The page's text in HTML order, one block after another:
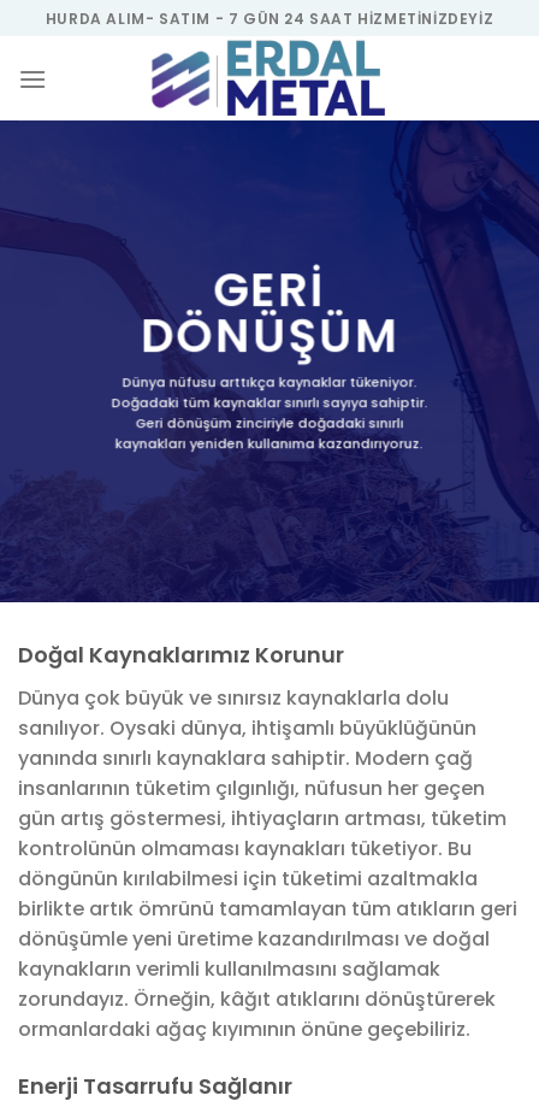
content
HURDA ALIM- SATIM - 7 GÜN 24 SAAT HIZMETINIZDEYIZ
GERİ
DÖNÜŞÜM
Dünya nüfusu arttıkça kaynaklar tükeniyor.
Doğadaki tüm kaynaklar sınırlı sayıya sahiptir.
Geri dönüşüm zinciriyle doğadaki sınırlı
kaynakları yeniden kullanıma kazandırıyoruz.
Doğal Kaynaklarımız Korunur
Dünya çok büyük ve sınırsız kaynaklarla dolu
sanılıyor. Oysaki dünya, ihtişamlı büyüklüğünün
yanında sınırlı kaynaklara sahiptir. Modern çağ
insanlarının tüketim çılgınlığı, nüfusun her geçen
gün artış göstermesi, ihtiyaçların artması, tüketim
kontrolünün olmaması kaynakları tüketiyor. Bu
döngünün kırılabilmesi için tüketimi azaltmakla
birlikte artık ömrünü tamamlayan tüm atıkların geri
dönüşümle yeni üretime kazandırılması ve doğal
kaynakların verimli kullanılmasını sağlamak
zorundayız. Örneğin, kâğıt atıklarını dönüştürerek
ormanlardaki ağaç kıyımının önüne geçebiliriz.
Enerji Tasarrufu Sağlanır